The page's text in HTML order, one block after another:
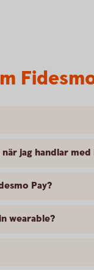
jag handlar med
Pay?
wearable?